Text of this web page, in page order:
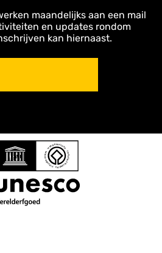
maandelijks aan een mail
en updates rondom
kan hiernaast.